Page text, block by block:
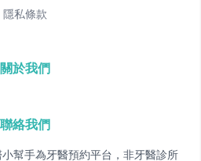
隱私條款
關於我們
聯絡我們
小幫手為牙醫預約平台，非牙醫診所